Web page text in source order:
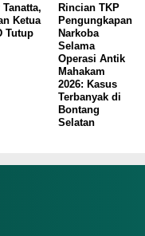
Ketua
Tutup
Rincian TKP
Pengungkapan
Narkoba
Selama
Operasi Antik
Mahakam
2026: Kasus
Terbanyak di
Bontang
Selatan